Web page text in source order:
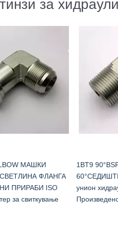
за
МАШКИ
ФЛАНГА
ПРИРАБИ ISO
за свиткување
1BT9
унион